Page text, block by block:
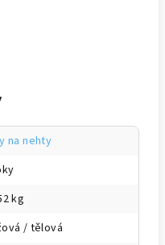
na nehty
kg
/ tělová